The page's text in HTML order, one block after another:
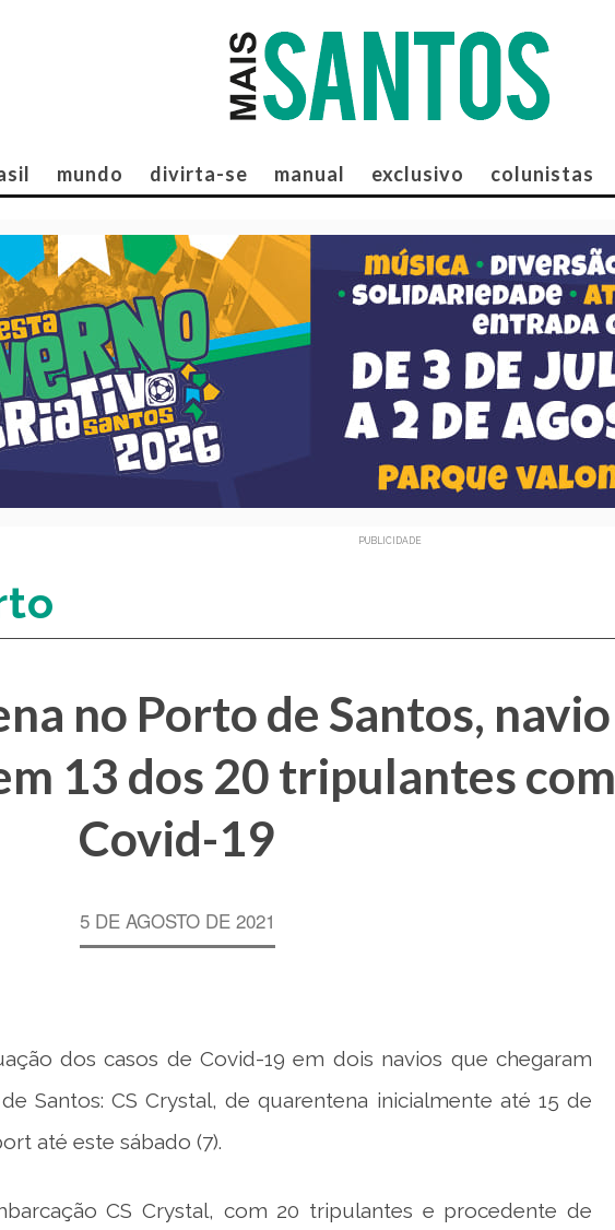
mundo divirta-se manual exclusivo colunistas
PUBLICIDADE
no Porto de Santos, navio
13 dos 20 tripulantes com
Covid-19
5 DE AGOSTO DE 2021
dos casos de Covid-19 em dois navios que chegaram
Santos: CS Crystal, de quarentena inicialmente até 15 de
até este sábado (7).
CS Crystal, com 20 tripulantes e procedente de